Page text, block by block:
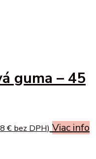
guma – 45
€ bez DPH) Viac info